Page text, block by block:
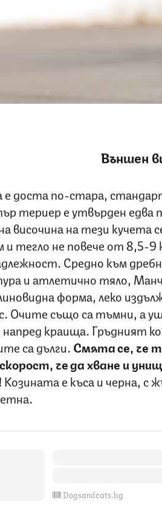
Външен
е доста по-стара,
териер е утвърден едва
височина на тези кучета
и тегло не повече от 8,5-
Средно към
и атлетично тяло,
форма, леко
Очите също са тъмни, а
напред краища. Гръдният
са дълги. Смята се, че
че да хване и
Козината е къса и черна, с
Dogsandcats.bg